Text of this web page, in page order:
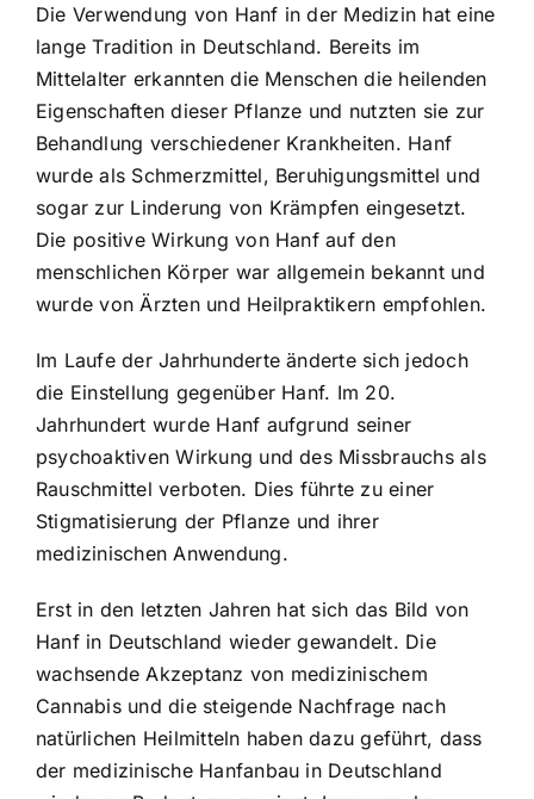
Die Verwendung von Hanf in der Medizin hat eine
lange Tradition in Deutschland. Bereits im
Mittelalter erkannten die Menschen die heilenden
Eigenschaften dieser Pflanze und nutzten sie zur
Behandlung verschiedener Krankheiten. Hanf
wurde als Schmerzmittel, Beruhigungsmittel und
sogar zur Linderung von Krämpfen eingesetzt.
Die positive Wirkung von Hanf auf den
menschlichen Körper war allgemein bekannt und
wurde von Ärzten und Heilpraktikern empfohlen.
Im Laufe der Jahrhunderte änderte sich jedoch
die Einstellung gegenüber Hanf. Im 20.
Jahrhundert wurde Hanf aufgrund seiner
psychoaktiven Wirkung und des Missbrauchs als
Rauschmittel verboten. Dies führte zu einer
Stigmatisierung der Pflanze und ihrer
medizinischen Anwendung.
Erst in den letzten Jahren hat sich das Bild von
Hanf in Deutschland wieder gewandelt. Die
wachsende Akzeptanz von medizinischem
Cannabis und die steigende Nachfrage nach
natürlichen Heilmitteln haben dazu geführt, dass
der medizinische Hanfanbau in Deutschland